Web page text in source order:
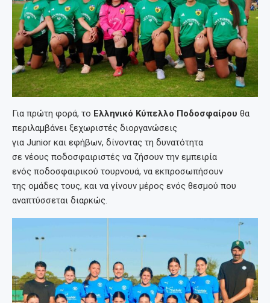
Για πρώτη φορά, το Ελληνικό Κύπελλο Ποδοσφαίρου θα
περιλαμβάνει ξεχωριστές διοργανώσεις
για Junior και εφήβων, δίνοντας τη δυνατότητα
σε νέους ποδοσφαιριστές να ζήσουν την εμπειρία
ενός ποδοσφαιρικού τουρνουά, να εκπροσωπήσουν
της ομάδες τους, και να γίνουν μέρος ενός θεσμού που
αναπτύσσεται διαρκώς.